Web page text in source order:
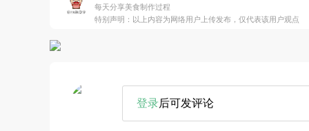
每天分享美食制作过程
特别声明：以上内容为网络用户上传发布，仅代表该用户观点
登录后可发评论